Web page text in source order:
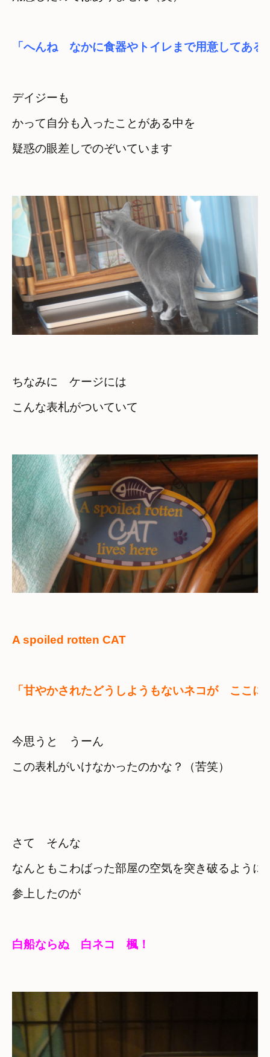
デイジーも
かって自分も入ったことがある中を
疑惑の眼差しでのぞいています
ちなみに　ケージには
こんな表札がついていて
A spoiled rotten CAT
「甘やかされたどうしようもないネコが　ここに
今思うと　うーん
この表札がいけなかったのかな？（苦笑）
さて　そんな
なんともこわばった部屋の空気を突き破るように
参上したのが
白船ならぬ　白ネコ　楓！